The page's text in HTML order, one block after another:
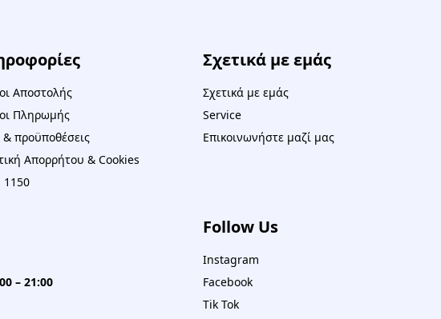
Αποστολής
Πληρωμής
προϋποθέσεις
Απορρήτου & Cookies
Σχετικά με εμάς
Σχετικά με εμάς
Service
Επικοινωνήστε μαζί μας
– 21:00
Follow Us
Instagram
Facebook
Tik Tok